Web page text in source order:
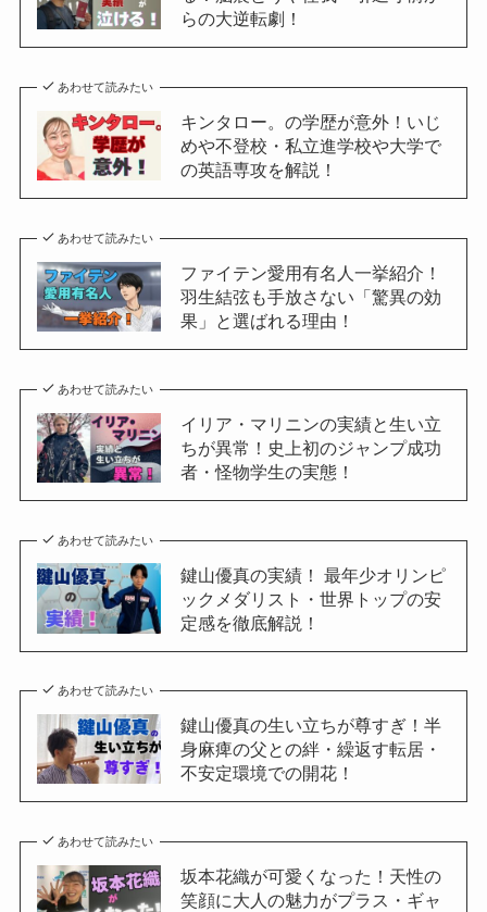
らの大逆転劇！
あわせて読みたい
キンタロー。の学歴が意外！いじ
めや不登校・私立進学校や大学で
の英語専攻を解説！
あわせて読みたい
ファイテン愛用有名人一挙紹介！
羽生結弦も手放さない「驚異の効
果」と選ばれる理由！
あわせて読みたい
イリア・マリニンの実績と生い立
ちが異常！史上初のジャンプ成功
者・怪物学生の実態！
あわせて読みたい
鍵山優真の実績！ 最年少オリンピ
ックメダリスト・世界トップの安
定感を徹底解説！
あわせて読みたい
鍵山優真の生い立ちが尊すぎ！半
身麻痺の父との絆・繰返す転居・
不安定環境での開花！
あわせて読みたい
坂本花織が可愛くなった！天性の
笑顔に大人の魅力がプラス・ギャ